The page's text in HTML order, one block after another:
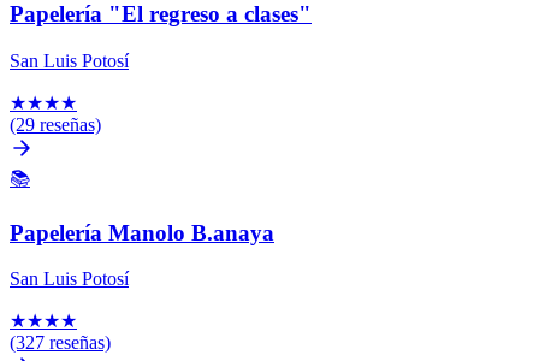
Papelería "El regreso a clases"
San Luis Potosí
★★★★
(29 reseñas)
📚
Papelería Manolo B.anaya
San Luis Potosí
★★★★
(327 reseñas)